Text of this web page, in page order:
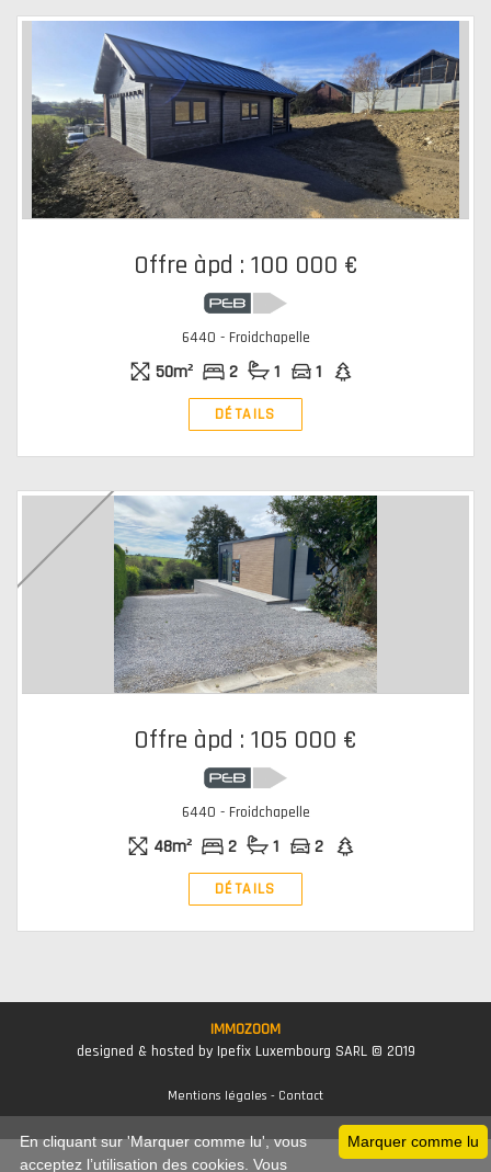
Offre àpd : 100 000 €
6440 - Froidchapelle
50m² 2 1 1
DÉTAILS
Offre àpd : 105 000 €
6440 - Froidchapelle
48m² 2 1 2
DÉTAILS
IMMOZOOM
designed & hosted by Ipefix Luxembourg SARL © 2019
Mentions légales - Contact
Marquer comme lu
En cliquant sur 'Marquer comme lu', vous
acceptez l’utilisation des cookies. Vous